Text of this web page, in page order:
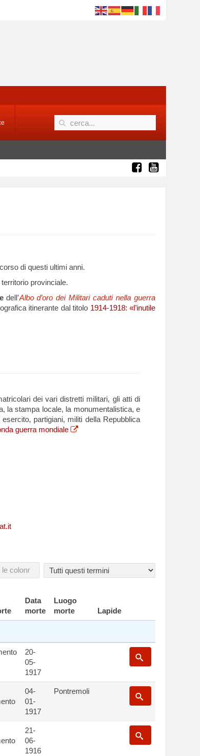
di questi ultimi anni.
provinciale.
dell’Albo d’oro dei Militari caduti nella guerra
itinerante dal titolo 1914-1918: «l’inutile
dei vari distretti militari, gli atti di
la stampa locale, la monumentalistica, e
partigiani, militi della Repubblica
guerra mondiale
Data
morte
Luogo
morte
Lapide
20-
05-
1917
04-
01-
1917
Pontremoli
21-
06-
1916